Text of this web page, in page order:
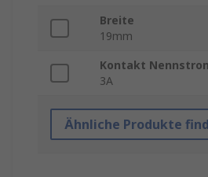
Breite
19mm
Kontakt
3A
Ähnliche Produkte